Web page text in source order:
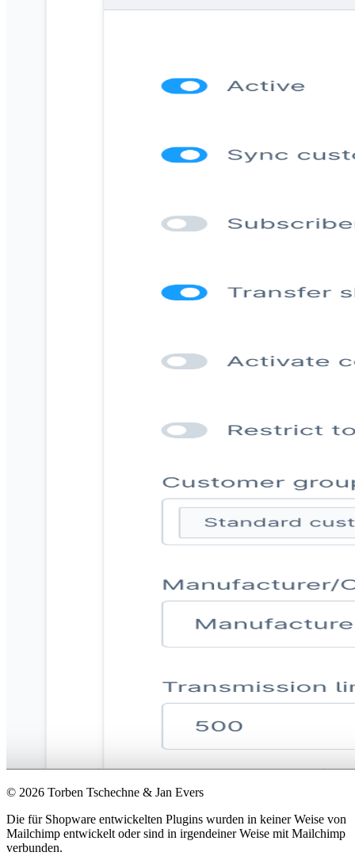
© 2026 Torben Tschechne & Jan Evers
Die für Shopware entwickelten Plugins wurden in keiner Weise von
Mailchimp entwickelt oder sind in irgendeiner Weise mit Mailchimp
verbunden.